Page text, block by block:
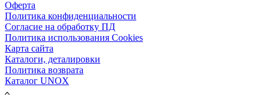
Оферта
Политика конфиденциальности
Согласие на обработку ПД
Политика использования Cookies
Карта сайта
Каталоги, деталировки
Политика возврата
Каталог UNOX